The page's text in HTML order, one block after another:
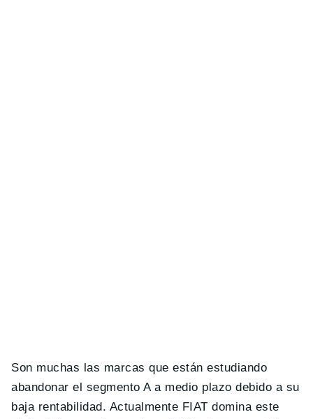
Son muchas las marcas que están estudiando
abandonar el segmento A a medio plazo debido a su
baja rentabilidad. Actualmente FIAT domina este